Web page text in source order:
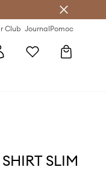
Club JournalPomoc
SLIM